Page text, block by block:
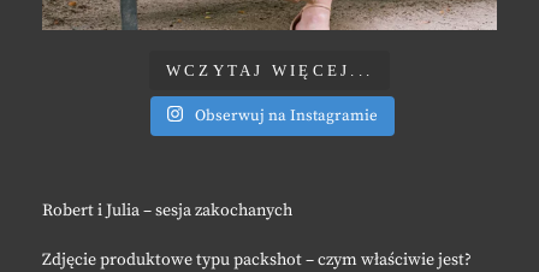
WCZYTAJ WIĘCEJ...
Obserwuj na Instagramie
Robert i Julia – sesja zakochanych
Zdjęcie produktowe typu packshot – czym właściwie jest?